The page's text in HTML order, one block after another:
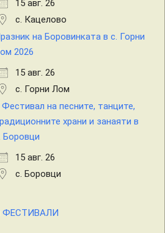
15 авг. 26
с. Кацелово
на Боровинката в с. Горни
2026
15 авг. 26
с. Горни Лом
Фестивал на песните, танците,
храни и занаяти в
Боровци
15 авг. 26
с. Боровци
ФЕСТИВАЛИ